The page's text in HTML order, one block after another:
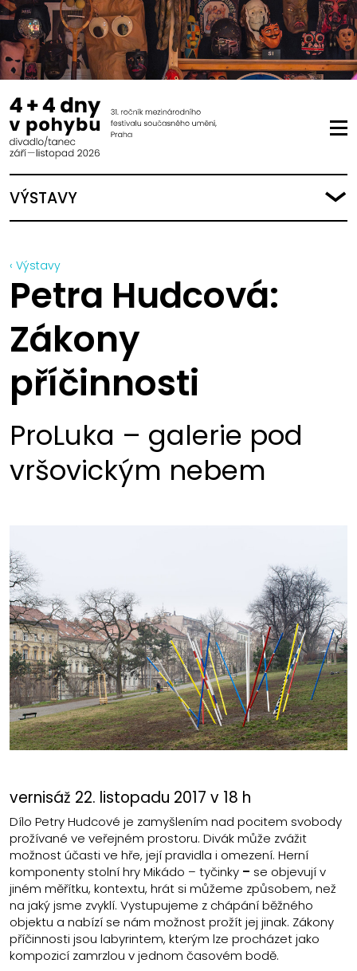
VÝSTAVY
‹ Výstavy
Petra Hudcová:
Zákony
příčinnosti
ProLuka – galerie pod
vršovickým nebem
vernisáž 22. listopadu 2017 v 18 h
Dílo Petry Hudcové je zamyšlením nad pocitem svobody
prožívané ve veřejném prostoru. Divák může zvážit
možnost účasti ve hře, její pravidla i omezení. Herní
komponenty stolní hry Mikádo – tyčinky – se objevují v
jiném měřítku, kontextu, hrát si můžeme způsobem, než
na jaký jsme zvyklí. Vystupujeme z chápání běžného
objektu a nabízí se nám možnost prožít jej jinak. Zákony
příčinnosti jsou labyrintem, kterým lze procházet jako
kompozicí zamrzlou v jednom časovém bodě.